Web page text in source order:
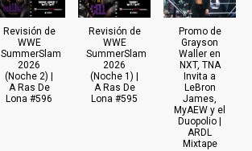
Revisión de
WWE
SummerSlam
2026
(Noche 2) |
A Ras De
Lona #596
Revisión de
WWE
SummerSlam
2026
(Noche 1) |
A Ras De
Lona #595
Promo de
Grayson
Waller en
NXT, TNA
Invita a
LeBron
James,
MyAEW y el
Duopolio |
ARDL
Mixtape